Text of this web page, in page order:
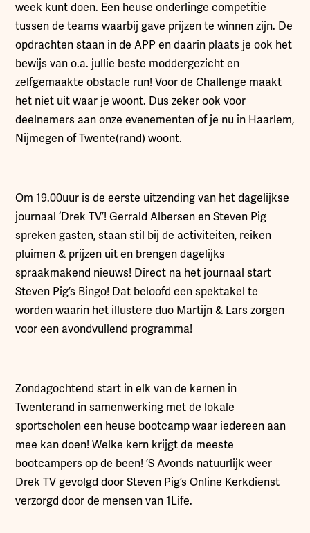
week kunt doen. Een heuse onderlinge competitie
tussen de teams waarbij gave prijzen te winnen zijn. De
opdrachten staan in de APP en daarin plaats je ook het
bewijs van o.a. jullie beste moddergezicht en
zelfgemaakte obstacle run! Voor de Challenge maakt
het niet uit waar je woont. Dus zeker ook voor
deelnemers aan onze evenementen of je nu in Haarlem,
Nijmegen of Twente(rand) woont.
Om 19.00uur is de eerste uitzending van het dagelijkse
journaal ‘Drek TV’! Gerrald Albersen en Steven Pig
spreken gasten, staan stil bij de activiteiten, reiken
pluimen & prijzen uit en brengen dagelijks
spraakmakend nieuws! Direct na het journaal start
Steven Pig’s Bingo! Dat beloofd een spektakel te
worden waarin het illustere duo Martijn & Lars zorgen
voor een avondvullend programma!
Zondagochtend start in elk van de kernen in
Twenterand in samenwerking met de lokale
sportscholen een heuse bootcamp waar iedereen aan
mee kan doen! Welke kern krijgt de meeste
bootcampers op de been! ’S Avonds natuurlijk weer
Drek TV gevolgd door Steven Pig’s Online Kerkdienst
verzorgd door de mensen van 1Life.